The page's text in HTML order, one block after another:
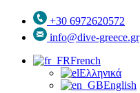
+30 6972620572
info@dive-greece.gr
French
Ελληνικά
English